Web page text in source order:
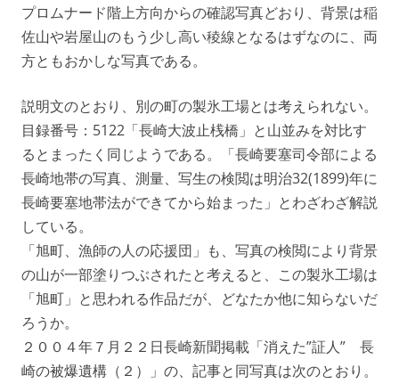
プロムナード階上方向からの確認写真どおり、背景は稲
佐山や岩屋山のもう少し高い稜線となるはずなのに、両
方ともおかしな写真である。
説明文のとおり、別の町の製氷工場とは考えられない。
目録番号：5122「長崎大波止桟橋」と山並みを対比す
るとまったく同じようである。「長崎要塞司令部による
長崎地帯の写真、測量、写生の検閲は明治32(1899)年に
長崎要塞地帯法ができてから始まった」とわざわざ解説
している。
「旭町、漁師の人の応援団」も、写真の検閲により背景
の山が一部塗りつぶされたと考えると、この製氷工場は
「旭町」と思われる作品だが、どなたか他に知らないだ
ろうか。
２００４年７月２２日長崎新聞掲載「消えた”証人” 長
崎の被爆遺構（２）」の、記事と同写真は次のとおり。